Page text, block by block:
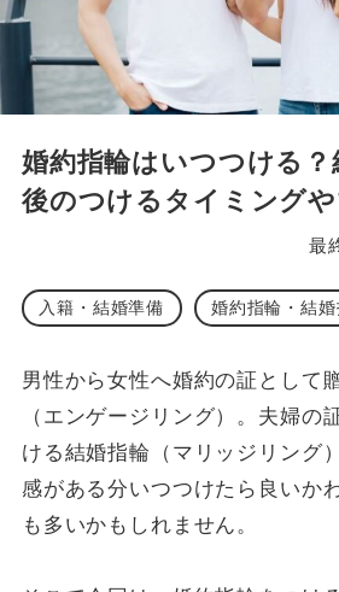
婚約指輪はいつつける？
後のつけるタイミング
最
入籍・結婚準備 婚約指輪・結婚
男性から女性へ婚約の証として
（エンゲージリング）。夫婦の
ける結婚指輪（マリッジリング
感がある分いつつけたら良いか
も多いかもしれません。